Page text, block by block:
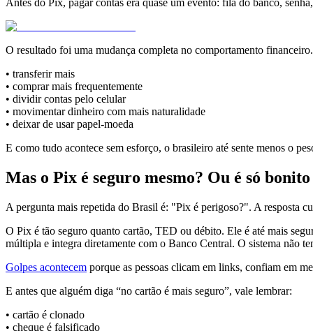
Antes do Pix, pagar contas era quase um evento: fila do banco,
O resultado foi uma mudança completa no comportamento financeiro.
• transferir mais
• comprar mais frequentemente
• dividir contas pelo celular
• movimentar dinheiro com mais naturalidade
• deixar de usar papel-moeda
E como tudo acontece sem esforço, o brasileiro até sente menos o
Mas o Pix é seguro mesmo? Ou é só
A pergunta mais repetida do Brasil é: "Pix é perigoso?". A resposta
O Pix é tão seguro quanto cartão, TED ou débito. Ele é até mais
múltipla e integra diretamente com o Banco Central. O sistema não
Golpes acontecem porque as pessoas clicam em links, confiam em
E antes que alguém diga “no cartão é mais seguro”, vale lembrar:
• cartão é clonado
• cheque é falsificado